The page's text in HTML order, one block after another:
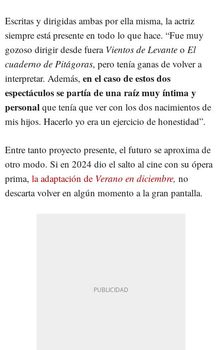
Escritas y dirigidas ambas por ella misma, la actriz
siempre está presente en todo lo que hace. “Fue muy
gozoso dirigir desde fuera Vientos de Levante o El
cuaderno de Pitágoras, pero tenía ganas de volver a
interpretar. Además, en el caso de estos dos
espectáculos se partía de una raíz muy íntima y
personal que tenía que ver con los dos nacimientos de
mis hijos. Hacerlo yo era un ejercicio de honestidad”.
Entre tanto proyecto presente, el futuro se aproxima de
otro modo. Si en 2024 dio el salto al cine con su ópera
prima, la adaptación de Verano en diciembre, no
descarta volver en algún momento a la gran pantalla.